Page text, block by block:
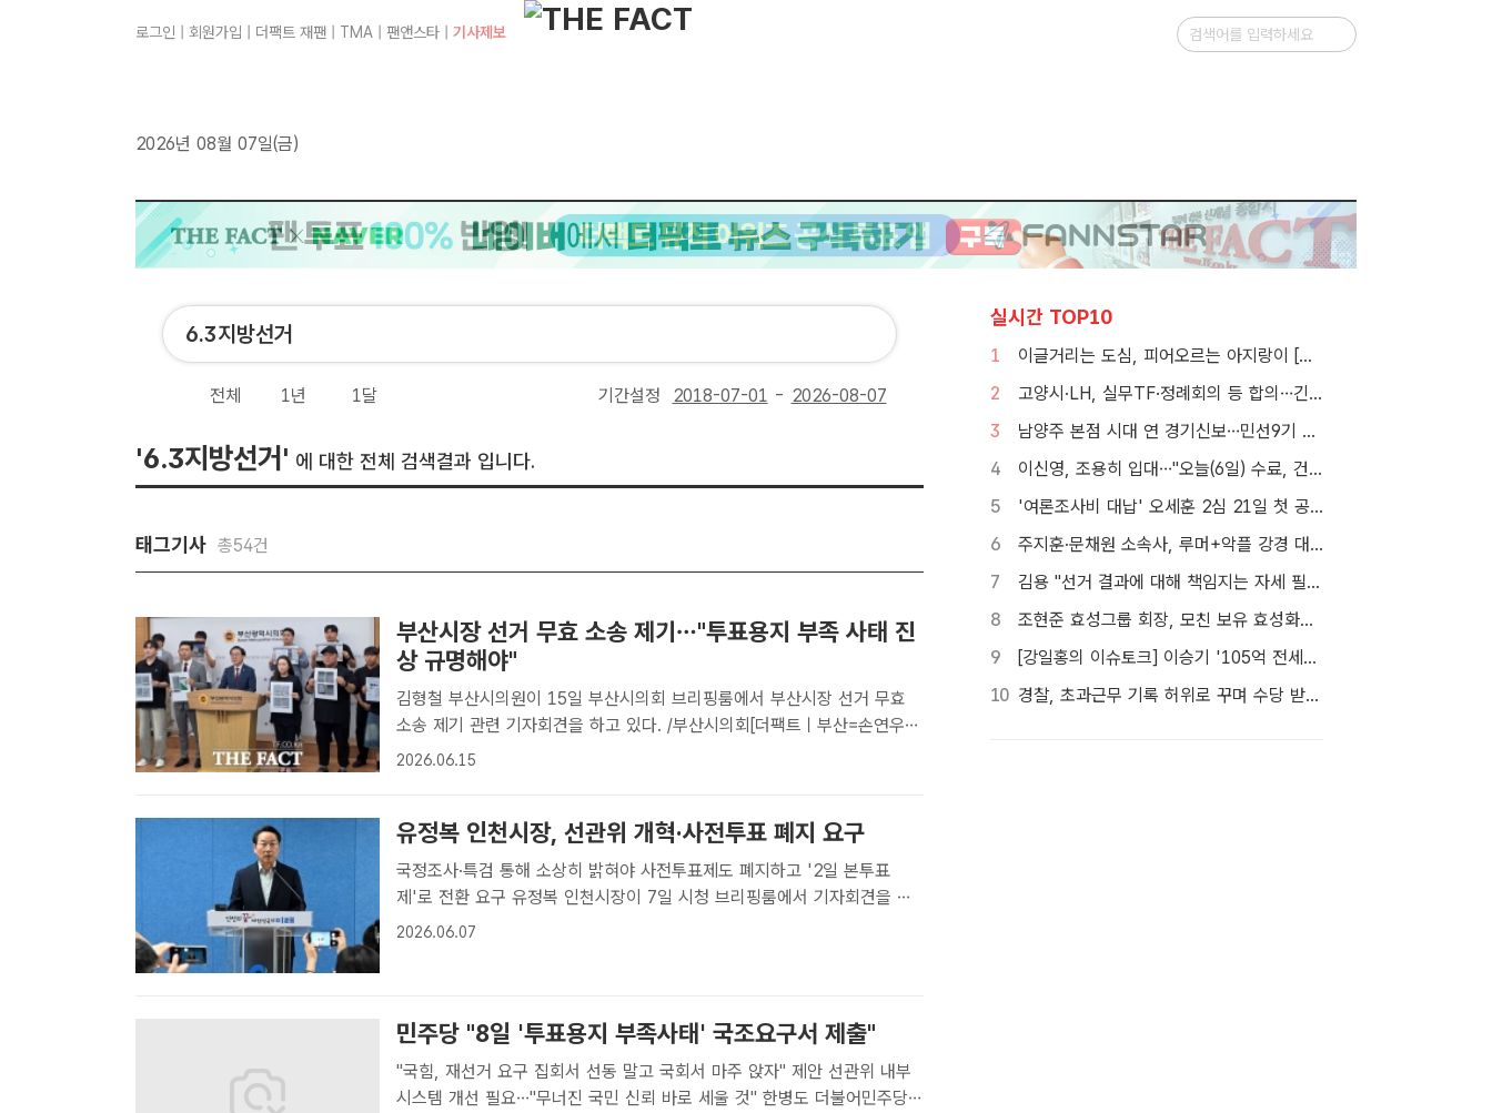
로그인 회원가입 더팩트 재팬 TMA 팬앤스타 기사제보
2026년 08월 07일(금)
전체 1년 1달 기간설정 -
'6.3지방선거' 에 대한 전체 검색결과 입니다.
태그기사 총54건
부산시장 선거 무효 소송 제기…"투표용지 부족 사태 진
상 규명해야"
김형철 부산시의원이 15일 부산시의회 브리핑룸에서 부산시장 선거 무효
소송 제기 관련 기자회견을 하고 있다. /부산시의회[더팩트ㅣ부산=손연우
기자] 김형철 부산시의원이 지난 6·3 부산시장 선거와 관련해 선거무효 소
2026.06.15
유정복 인천시장, 선관위 개혁·사전투표 폐지 요구
국정조사·특검 통해 소상히 밝혀야 사전투표제도 폐지하고 '2일 본투표
제'로 전환 요구 유정복 인천시장이 7일 시청 브리핑룸에서 기자회견을 하
고 있다. /유정복 시장 페이스북 캡쳐[더팩트ㅣ인천= 김재경 기자] 유정복
2026.06.07
민주당 "8일 '투표용지 부족사태' 국조요구서 제출"
"국힘, 재선거 요구 집회서 선동 말고 국회서 마주 앉자" 제안 선관위 내부
시스템 개선 필요…"무너진 국민 신뢰 바로 세울 것" 한병도 더불어민주당
실시간 TOP10
1
이글거리는 도심, 피어오르는 아지랑이 [TF사진관]
2
고양시·LH, 실무TF·정례회의 등 합의…긴밀한 협력체계 구축
3
남양주 본점 시대 연 경기신보…민선9기 맞춰 '4S 혁신' 시동
4
이신영, 조용히 입대…"오늘(6일) 수료, 건강하게 돌아올 것"
5
'여론조사비 대납' 오세훈 2심 21일 첫 공판…1심 당선무효형
6
주지훈·문채원 소속사, 루머+악플 강경 대응…"익명글도 법적 절차 가능"
7
김용 "선거 결과에 대해 책임지는 자세 필요해"…정청래 정조준
8
조현준 효성그룹 회장, 모친 보유 효성화학 지분 전량 매입
9
[강일홍의 이슈토크] 이승기 '105억 전세금' 비상…오늘 만기, 돌려받을 수 있나?
10
경찰, 초과근무 기록 허위로 꾸며 수당 받은 현직 경찰관 2명 대기발령 조치